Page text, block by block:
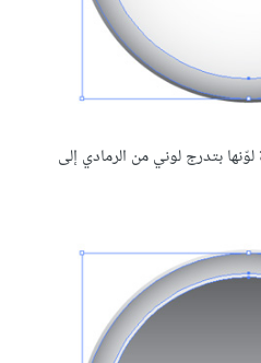
بتدرج لوني من الرمادي إلى